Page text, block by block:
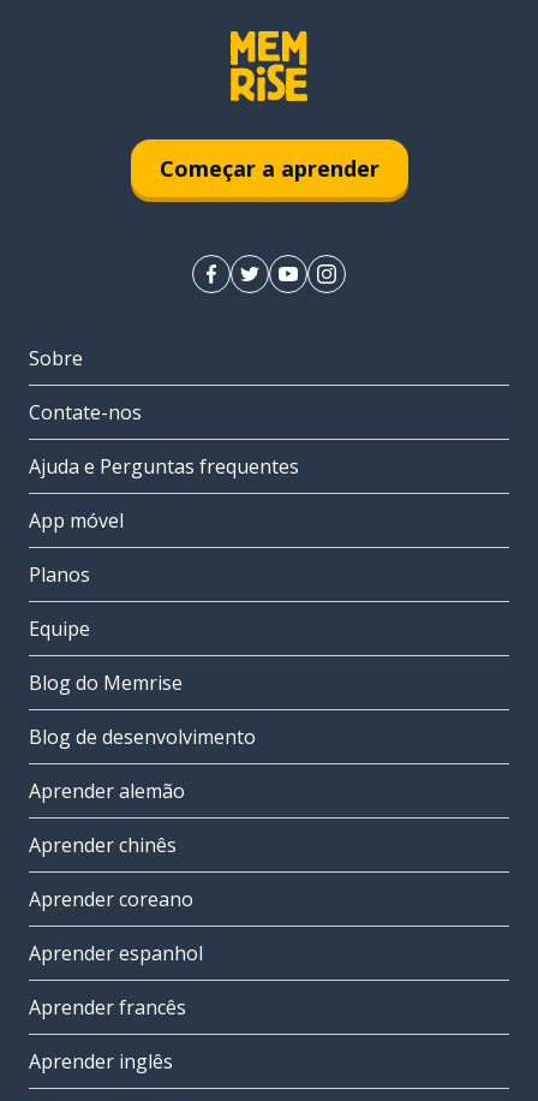
Começar a aprender
Sobre
Contate-nos
Ajuda e Perguntas frequentes
App móvel
Planos
Equipe
Blog do Memrise
Blog de desenvolvimento
Aprender alemão
Aprender chinês
Aprender coreano
Aprender espanhol
Aprender francês
Aprender inglês